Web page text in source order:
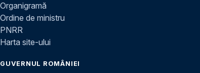
Organigramă
Ordine de ministru
PNRR
Harta site-ului
GUVERNUL ROMÂNIEI